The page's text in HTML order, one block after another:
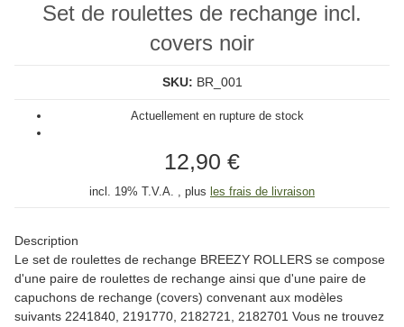
Set de roulettes de rechange incl.
covers noir
SKU: BR_001
Actuellement en rupture de stock
12,90 €
incl. 19% T.V.A. , plus les frais de livraison
Description
Le set de roulettes de rechange BREEZY ROLLERS se compose
d'une paire de roulettes de rechange ainsi que d'une paire de
capuchons de rechange (covers) convenant aux modèles
suivants 2241840, 2191770, 2182721, 2182701 Vous ne trouvez